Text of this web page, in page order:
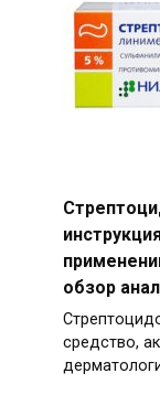
обзор
средство,